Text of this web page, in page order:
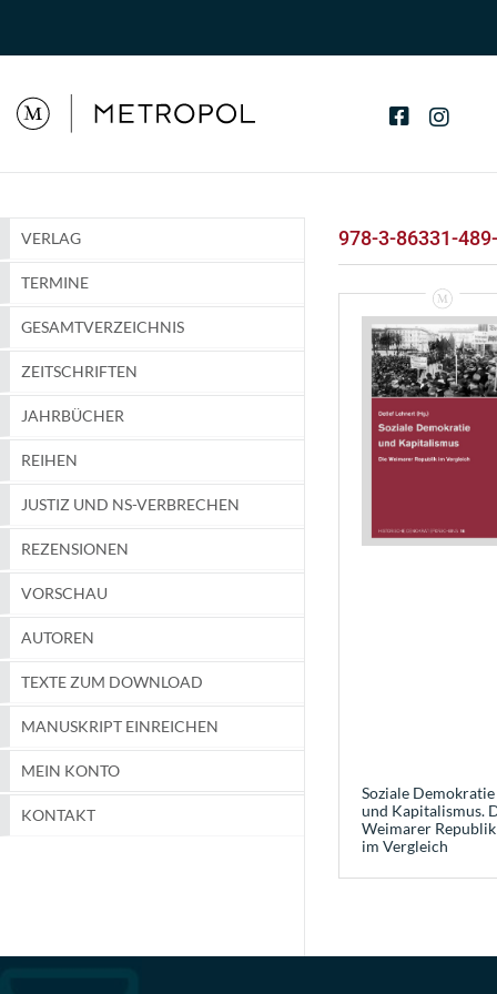
VERLAG
TERMINE
GESAMTVERZEICHNIS
ZEITSCHRIFTEN
JAHRBÜCHER
REIHEN
JUSTIZ UND NS-VERBRECHEN
REZENSIONEN
VORSCHAU
AUTOREN
TEXTE ZUM DOWNLOAD
MANUSKRIPT EINREICHEN
MEIN KONTO
KONTAKT
978-3-86331-
Soziale Demokratie
und Kapitalismus.
Weimarer Republik
im Vergleich